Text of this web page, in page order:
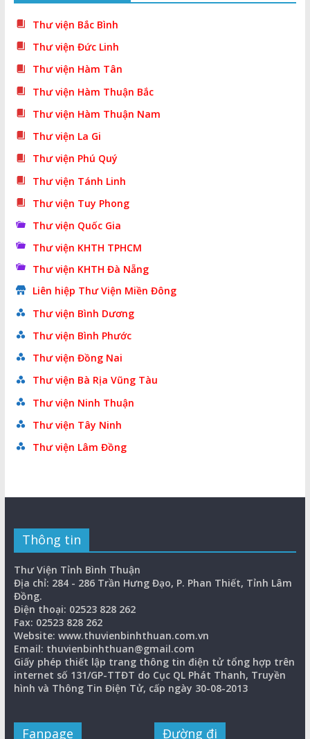
Thư viện Bắc Bình
Thư viện Đức Linh
Thư viện Hàm Tân
Thư viện Hàm Thuận Bắc
Thư viện Hàm Thuận Nam
Thư viện La Gi
Thư viện Phú Quý
Thư viện Tánh Linh
Thư viện Tuy Phong
Thư viện Quốc Gia
Thư viện KHTH TPHCM
Thư viện KHTH Đà Nẵng
Liên hiệp Thư Viện Miền Đông
Thư viện Bình Dương
Thư viện Bình Phước
Thư viện Đồng Nai
Thư viện Bà Rịa Vũng Tàu
Thư viện Ninh Thuận
Thư viện Tây Ninh
Thư viện Lâm Đồng
Thông tin
Thư Viện Tỉnh Bình Thuận
Địa chỉ: 284 - 286 Trần Hưng Đạo, P. Phan Thiết, Tỉnh Lâm
Đồng.
Điện thoại: 02523 828 262
Fax: 02523 828 262
Website: www.thuvienbinhthuan.com.vn
Email: thuvienbinhthuan@gmail.com
Giấy phép thiết lập trang thông tin điện tử tổng hợp trên
internet số 131/GP-TTĐT do Cục QL Phát Thanh, Truyền
hình và Thông Tin Điện Tử, cấp ngày 30-08-2013
Fanpage Đường đi